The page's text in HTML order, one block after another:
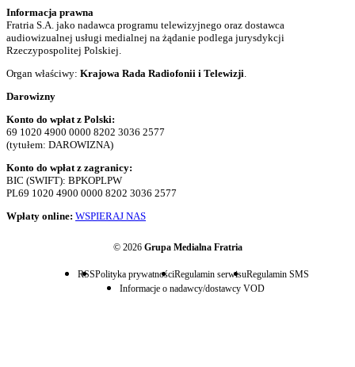
Informacja prawna
Fratria S.A. jako nadawca programu telewizyjnego oraz dostawca
audiowizualnej usługi medialnej na żądanie podlega jurysdykcji
Rzeczypospolitej Polskiej.
Organ właściwy: Krajowa Rada Radiofonii i Telewizji
Darowizny
Konto do wpłat z Polski:
69 1020 4900 0000 8202 3036 2577
(tytułem: DAROWIZNA)
Konto do wpłat z zagranicy:
BIC (SWIFT): BPKOPLPW
PL69 1020 4900 0000 8202 3036 2577
Wpłaty online: WSPIERAJ NAS
© 2026 Grupa Medialna Fratria
RSSPolityka prywatnościRegulamin serwisuRegulamin SMS
Informacje o nadawcy/dostawcy VOD